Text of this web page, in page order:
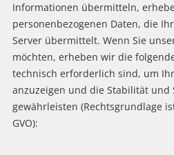
Informationen übermitteln,
personenbezogenen Daten, die
Server übermittelt. Wenn Sie
möchten, erheben wir die
technisch erforderlich sind, um
anzuzeigen und die Stabilität und
gewährleisten (Rechtsgrundlage
GVO):